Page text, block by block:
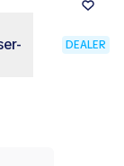
DEALER